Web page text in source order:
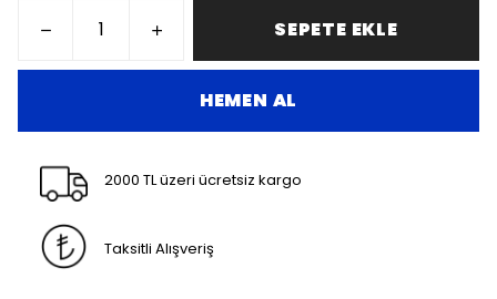
SEPETE EKLE
HEMEN AL
2000 TL üzeri ücretsiz kargo
Taksitli Alışveriş